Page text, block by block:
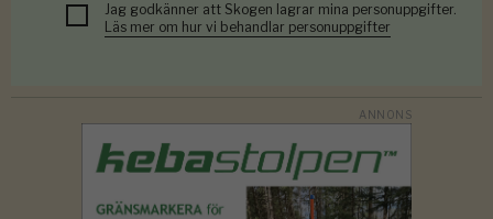
Jag godkänner att Skogen lagrar mina personuppgifter.
Läs mer om hur vi behandlar personuppgifter